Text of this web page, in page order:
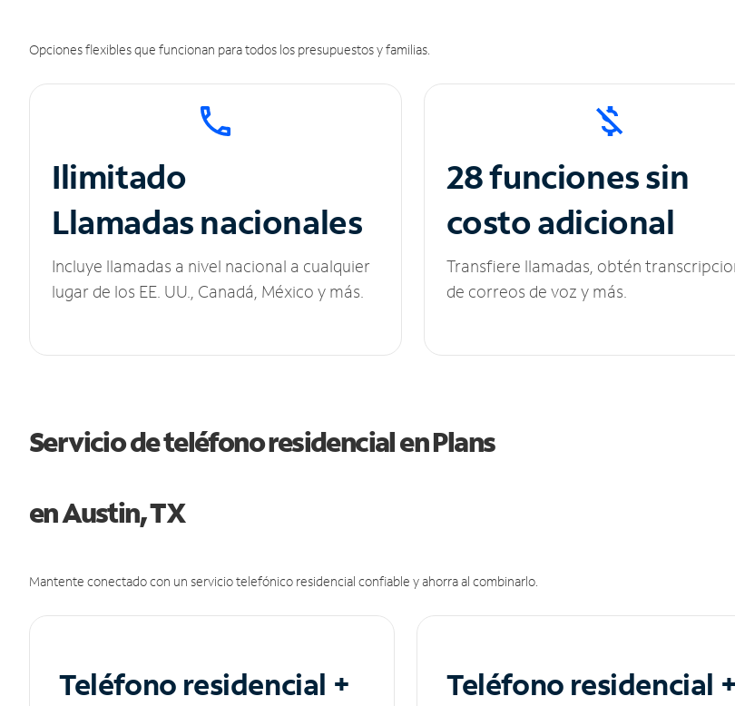
Opciones flexibles que funcionan para todos los presupuestos y familias.
Ilimitado
Llamadas nacionales
Incluye llamadas a nivel nacional a cualquier
lugar de los EE. UU., Canadá, México y más.
28 funciones sin
costo adicional
Transfiere llamadas, obtén
de correos de voz y más.
Servicio de teléfono residencial en Plans
en Austin, TX
Mantente conectado con un servicio telefónico residencial confiable y ahorra al combinarlo.
Teléfono residencial +
Teléfono residencial +